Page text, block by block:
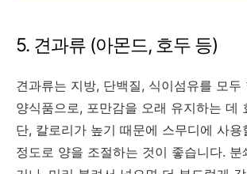
5. 견과류 (아몬드, 호두 등)
견과류는 지방, 단백질, 식이섬유를 모두
양식품으로, 포만감을 오래 유지하는 데
단, 칼로리가 높기 때문에 스무디에 사
정도로 양을 조절하는 것이 좋습니다. 분